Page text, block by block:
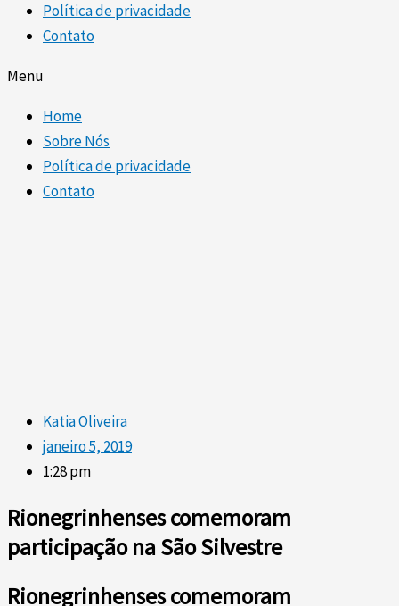
Política de privacidade
Contato
Menu
Home
Sobre Nós
Política de privacidade
Contato
Katia Oliveira
janeiro 5, 2019
1:28 pm
Rionegrinhenses comemoram
participação na São Silvestre
Rionegrinhenses comemoram